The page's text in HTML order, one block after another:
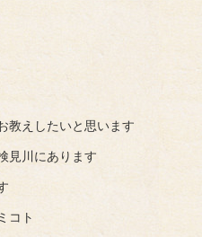
教えしたいと思います
見川にあります
コト